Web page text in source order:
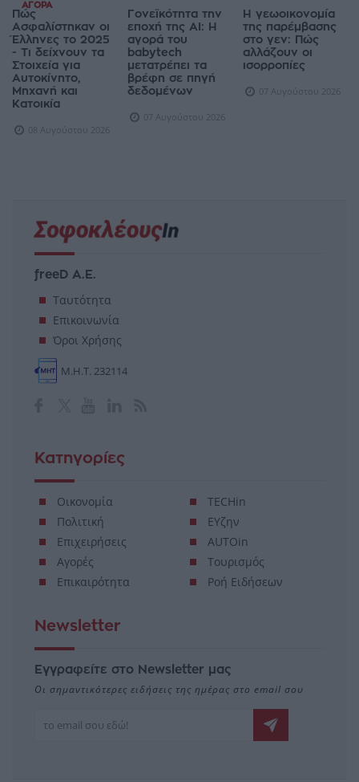
ΑΓΟΡΆ
Πώς
Ασφαλίστηκαν οι
Έλληνες το 2025
- Τι δείχνουν τα
Στοιχεία για
Αυτοκίνητο,
Μηχανή και
Κατοικία
08 Αυγούστου 2026
Γονεϊκότητα την
εποχή της AI: Η
αγορά του
babytech
μετατρέπει τα
βρέφη σε πηγή
δεδομένων
07 Αυγούστου 2026
Η γεωοικονομία
της παρέμβασης
στο γεν: Πώς
αλλάζουν οι
ισορροπίες
07 Αυγούστου 2026
freeD Α.Ε.
Ταυτότητα
Επικοινωνία
Όροι Χρήσης
Μ.Η.Τ. 232114
Κατηγορίες
Οικονομία
Πολιτική
Επιχειρήσεις
Αγορές
Επικαιρότητα
TECHin
ΕΥζην
AUTOin
Τουρισμός
Ροή Ειδήσεων
Newsletter
Εγγραφείτε στο Newsletter μας
Οι σημαντικότερες ειδήσεις της ημέρας στο email σου